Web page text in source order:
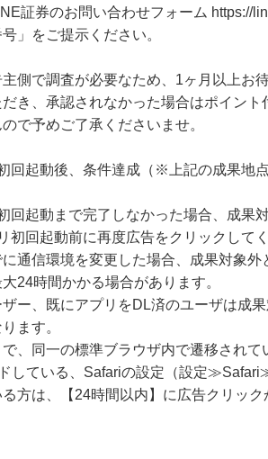
証券のお問い合わせフォーム https://
」をご提示ください。
側で調査が必要なため、1ヶ月以上お
き、承認されなかった場合はポイン
で予めご了承くださいませ。
回起動後、条件達成（※上記の成果地
起動まで完了しなかった場合、成果
回起動前に再度広告をクリックしてく
通信環境を変更した場合、成果対象外
24時間かかる場合があります。
ー、既にアプリをDL済のユーザは成果
ます。
、同一の標準ブラウザ内で遷移されて
している、Safariの設定（設定
方は、【24時間以内】に広告クリッ